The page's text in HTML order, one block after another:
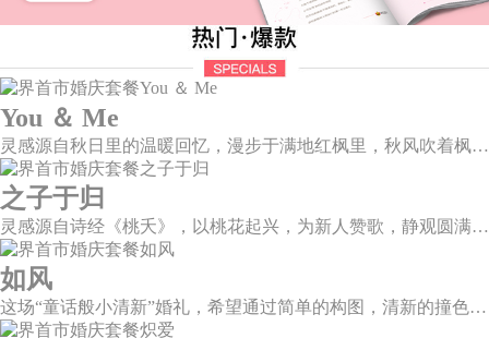
You ＆ Me
灵感源自秋日里的温暖回忆，漫步于满地红枫里，秋风吹着枫叶飒飒作响，我看着漫天的霞光，脑海里灵感渐渐浮现，希望绘出一场如秋意般温柔的婚礼，将所有的美好定格于此。
之子于归
灵感源自诗经《桃夭》，以桃花起兴，为新人赞歌，静观圆满和乐的东方情调；山水院落，书香雅意，在古韵臻境间晕染缱绻深情。
如风
这场“童话般小清新”婚礼，希望通过简单的构图，清新的撞色，将自然、清爽的气息传达出来，像春天刚下过雨的空气，像夏天柠檬水里冒出的气泡。